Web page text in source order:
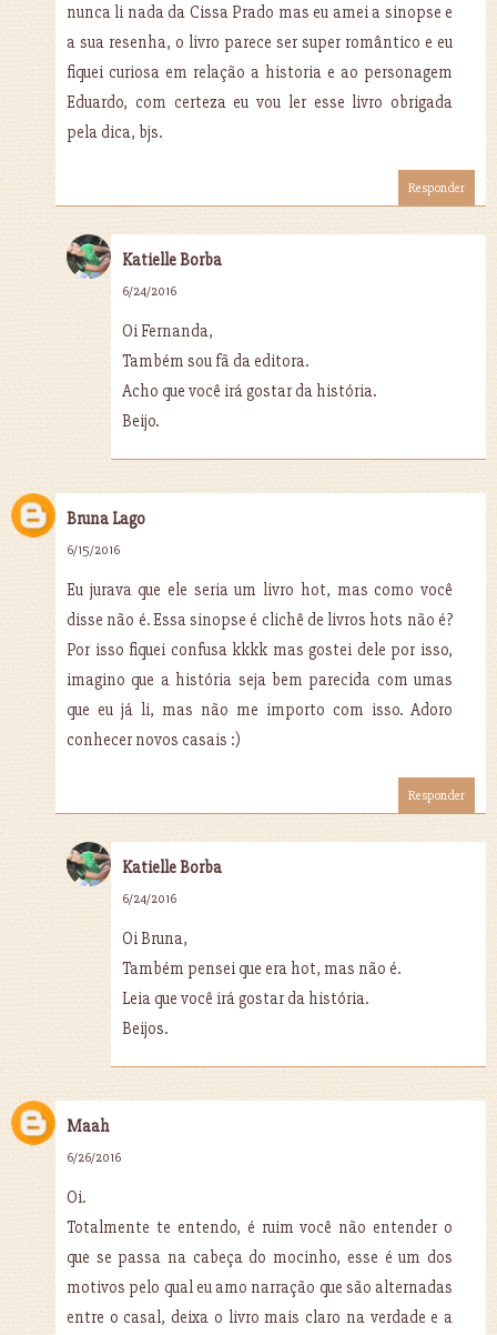
nunca li nada da Cissa Prado mas eu amei a sinopse e
a sua resenha, o livro parece ser super romântico e eu
fiquei curiosa em relação a historia e ao personagem
Eduardo, com certeza eu vou ler esse livro obrigada
pela dica, bjs.
Responder
Katielle Borba
6/24/2016
Oi Fernanda,
Também sou fã da editora.
Acho que você irá gostar da história.
Beijo.
Bruna Lago
6/15/2016
Eu jurava que ele seria um livro hot, mas como você
disse não é. Essa sinopse é clichê de livros hots não é?
Por isso fiquei confusa kkkk mas gostei dele por isso,
imagino que a história seja bem parecida com umas
que eu já li, mas não me importo com isso. Adoro
conhecer novos casais :)
Responder
Katielle Borba
6/24/2016
Oi Bruna,
Também pensei que era hot, mas não é.
Leia que você irá gostar da história.
Beijos.
Maah
6/26/2016
Oi.
Totalmente te entendo, é ruim você não entender o
que se passa na cabeça do mocinho, esse é um dos
motivos pelo qual eu amo narração que são alternadas
entre o casal, deixa o livro mais claro na verdade e a